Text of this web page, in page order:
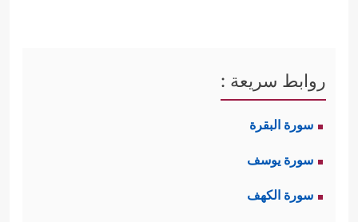
روابط سريعة :
سورة البقرة
سورة يوسف
سورة الكهف